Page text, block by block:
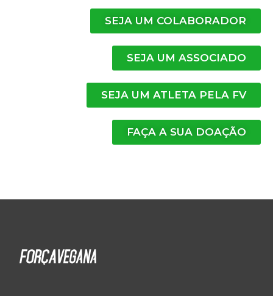
SEJA UM COLABORADOR
SEJA UM ASSOCIADO
SEJA UM ATLETA PELA FV
FAÇA A SUA DOAÇÃO